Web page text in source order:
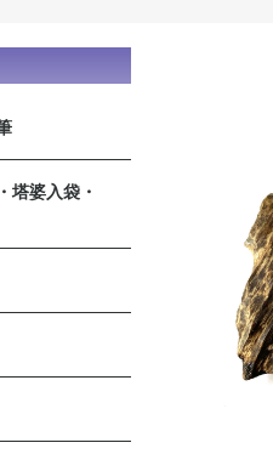
塔婆入袋・
液